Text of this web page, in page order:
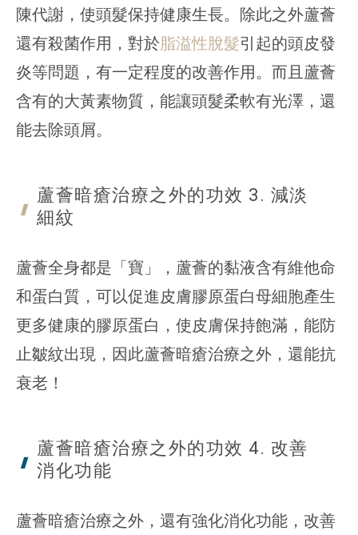
陳代謝，使頭髮保持健康生長。除此之外蘆薈
還有殺菌作用，對於脂溢性脫髮引起的頭皮發
炎等問題，有一定程度的改善作用。而且蘆薈
含有的大黃素物質，能讓頭髮柔軟有光澤，還
能去除頭屑。
蘆薈暗瘡治療之外的功效 3. 減淡
細紋
蘆薈全身都是「寶」，蘆薈的黏液含有維他命
和蛋白質，可以促進皮膚膠原蛋白母細胞產生
更多健康的膠原蛋白，使皮膚保持飽滿，能防
止皺紋出現，因此蘆薈暗瘡治療之外，還能抗
衰老！
蘆薈暗瘡治療之外的功效 4. 改善
消化功能
蘆薈暗瘡治療之外，還有強化消化功能，改善